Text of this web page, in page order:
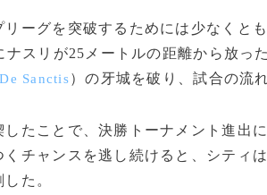
ーグを突破するためには少なくと
ナスリが25メートルの距離から放っ
Sanctis）の牙城を破り、試合の流
たことで、決勝トーナメント進出
くチャンスを逃し続けると、シティ
た。